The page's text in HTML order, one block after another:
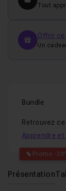
Tout
Offrir
Un
Bundle
Retrouvez
Promo -
Apprendre
Présentation